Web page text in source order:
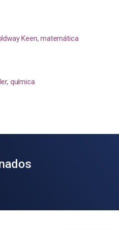
Keen, matemática
química